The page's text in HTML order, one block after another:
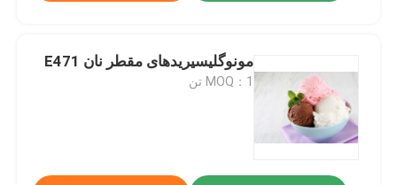
مونوگلیسیریدهای مقطر نان E471
MOQ：1 تن